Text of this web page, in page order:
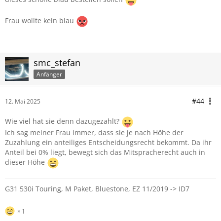
Frau wollte kein blau
smc_stefan
Anfänger
12. Mai 2025 #44
Wie viel hat sie denn dazugezahlt?
Ich sag meiner Frau immer, dass sie je nach Höhe der
Zuzahlung ein anteiliges Entscheidungsrecht bekommt. Da ihr
Anteil bei 0% liegt, bewegt sich das Mitspracherecht auch in
dieser Höhe
G31 530i Touring, M Paket, Bluestone, EZ 11/2019 -> ID7
1